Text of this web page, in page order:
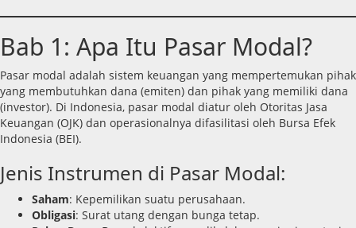
Bab 1: Apa Itu Pasar Modal?
Pasar modal adalah sistem keuangan yang mempertemukan pihak
yang membutuhkan dana (emiten) dan pihak yang memiliki dana
(investor). Di Indonesia, pasar modal diatur oleh Otoritas Jasa
Keuangan (OJK) dan operasionalnya difasilitasi oleh Bursa Efek
Indonesia (BEI).
Jenis Instrumen di Pasar Modal:
Saham: Kepemilikan suatu perusahaan.
Obligasi: Surat utang dengan bunga tetap.